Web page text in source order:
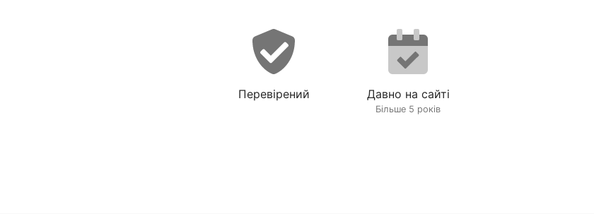
Перевірений Давно на сайті
Більше 5 років